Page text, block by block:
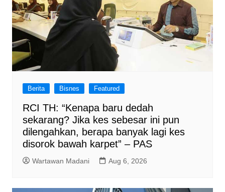
Berita Bisnes Featured
RCI TH: “Kenapa baru dedah
sekarang? Jika kes sebesar ini pun
dilengahkan, berapa banyak lagi kes
disorok bawah karpet” – PAS
Wartawan Madani Aug 6, 2026